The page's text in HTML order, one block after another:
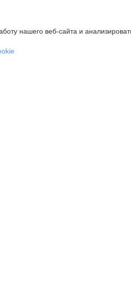
нашего веб-сайта и